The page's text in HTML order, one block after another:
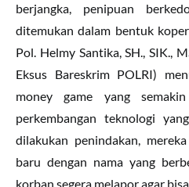
berjangka, penipuan
ditemukan dalam bentuk
Pol. Helmy Santika, SH., SIK.,
Eksus Bareskrim POLRI)
money game yang
perkembangan teknologi
dilakukan penindakan,
baru dengan nama yang
korban segera melapor agar